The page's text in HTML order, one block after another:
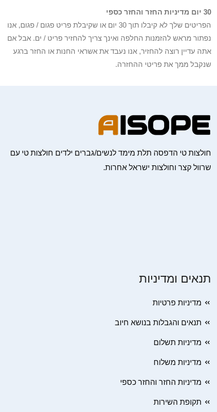
30 יום מדיניות החזר והחזר כספי
הפריטים שלך לא קיבלו תוך 30 יום או שקיבלת פריט פגום / פגום, אנו
נפתור מראש להזמנות החלפה ואינך צריך להחזיר פריט / ים. אבל אם
אתה עדיין רוצה להחזיר, אנו נעבד את אשראי החנות או החזר ברגע
שנקבל ממך את פריטי ההחזרה.
חולצות טי הדפסה תלת מימד לנשים/גברים ילדים חולצות טי עם
שרוול קצר וחולצות ישראל אחרות.
תנאים ומדיניות
מדיניות פרטיות
תנאים והגבלות בנושא חיוב
מדיניות תשלום
מדיניות משלוח
מדיניות החזר והחזר כספי
תקופת השירות